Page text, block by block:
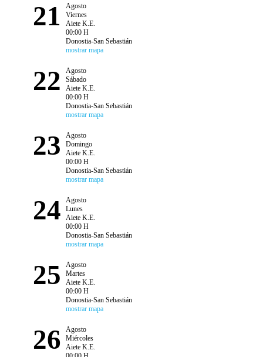
21
Agosto
Viernes
Aiete K.E.
00:00 H
Donostia-San Sebastián
mostrar mapa
22
Agosto
Sábado
Aiete K.E.
00:00 H
Donostia-San Sebastián
mostrar mapa
23
Agosto
Domingo
Aiete K.E.
00:00 H
Donostia-San Sebastián
mostrar mapa
24
Agosto
Lunes
Aiete K.E.
00:00 H
Donostia-San Sebastián
mostrar mapa
25
Agosto
Martes
Aiete K.E.
00:00 H
Donostia-San Sebastián
mostrar mapa
26
Agosto
Miércoles
Aiete K.E.